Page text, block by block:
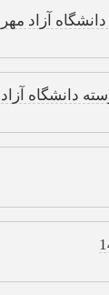
آزاد مهر 1400
آزاد مهر